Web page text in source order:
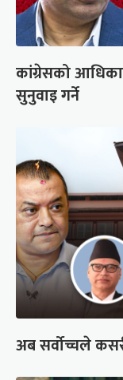
कांग्रेसको
सुनुवाइ गर्ने
अब सर्वोच्चले